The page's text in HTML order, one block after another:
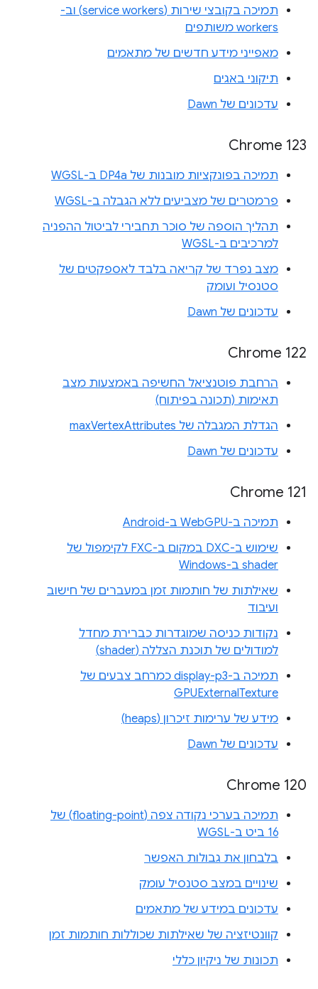
תמיכה בקובצי שירות (service workers) וב-
workers משותפים
מאפייני מידע חדשים של מתאמים
תיקוני באגים
עדכונים של Dawn
Chrome 123
תמיכה בפונקציות מובנות של DP4a ב-WGSL
פרמטרים של מצביעים ללא הגבלה ב-WGSL
תהליך הוספה של סוכר תחבירי לביטול ההפניה
למרכיבים ב-WGSL
מצב נפרד של קריאה בלבד לאספקטים של
סטנסיל ועומק
עדכונים של Dawn
Chrome 122
הרחבת פוטנציאל החשיפה באמצעות מצב
תאימות (תכונה בפיתוח)
הגדלת המגבלה של maxVertexAttributes
עדכונים של Dawn
Chrome 121
תמיכה ב-WebGPU ב-Android
שימוש ב-DXC במקום ב-FXC לקימפול של
shader ב-Windows
שאילתות של חותמות זמן במעברים של חישוב
ועיבוד
נקודות כניסה שמוגדרות כברירת מחדל
למודולים של תוכנת הצללה (shader)
תמיכה ב-display-p3 כמרחב צבעים של
GPUExternalTexture
מידע של ערימות זיכרון (heaps)
עדכונים של Dawn
Chrome 120
תמיכה בערכי נקודה צפה (floating-point) של
16 ביט ב-WGSL
בלבחון את גבולות האפשר
שינויים במצב סטנסיל עומק
עדכונים במידע של מתאמים
קוונטיזציה של שאילתות שכוללות חותמות זמן
תכונות של ניקיון כללי